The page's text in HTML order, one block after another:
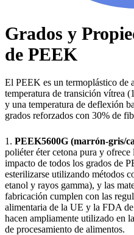
Grados y
de PEEK
El PEEK es un termoplástico de
temperatura de transición vítrea
y una temperatura de deflexión
grados reforzados con 30% de
1. PEEK5600G (marrón-gris/
poliéter éter cetona pura y
impacto de todos los grados de
esterilizarse utilizando métodos
etanol y rayos gamma), y las
fabricación cumplen con las
alimentaria de la UE y la FDA
hacen ampliamente utilizado en
de procesamiento de alimentos.